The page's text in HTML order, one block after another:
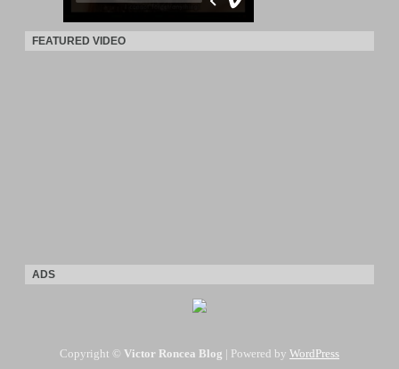
FEATURED VIDEO
ADS
Copyright © Victor Roncea Blog | Powered by WordPress